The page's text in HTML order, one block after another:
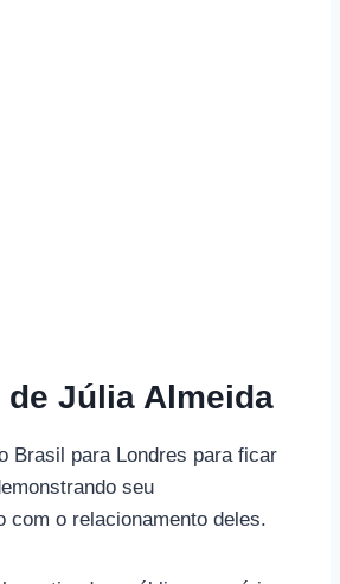
de Júlia Almeida
Brasil para Londres para ficar
seu
com o relacionamento deles.